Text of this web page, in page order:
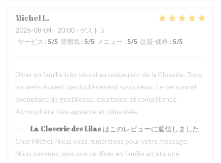
MichelL
2026-08-04 - 20:00 - ゲスト 5
サービス : 5/5 雰囲気 : 5/5 メニュー : 5/5 品質-価格 : 5/5
Dîner en famille très réussi au restaurant de la Closerie. Tous
les mets étaient particulièrement savoureux . Le personnel
exemplaire de gentillesse, courtoisie et compétence .
Atmosphère très agréable et climatisée
La Closerie des Lilas はこのレビューに返信しました
Cher Michel, Nous vous remercions pour votre message.
Nous sommes ravis que ce dîner en famille ait été une